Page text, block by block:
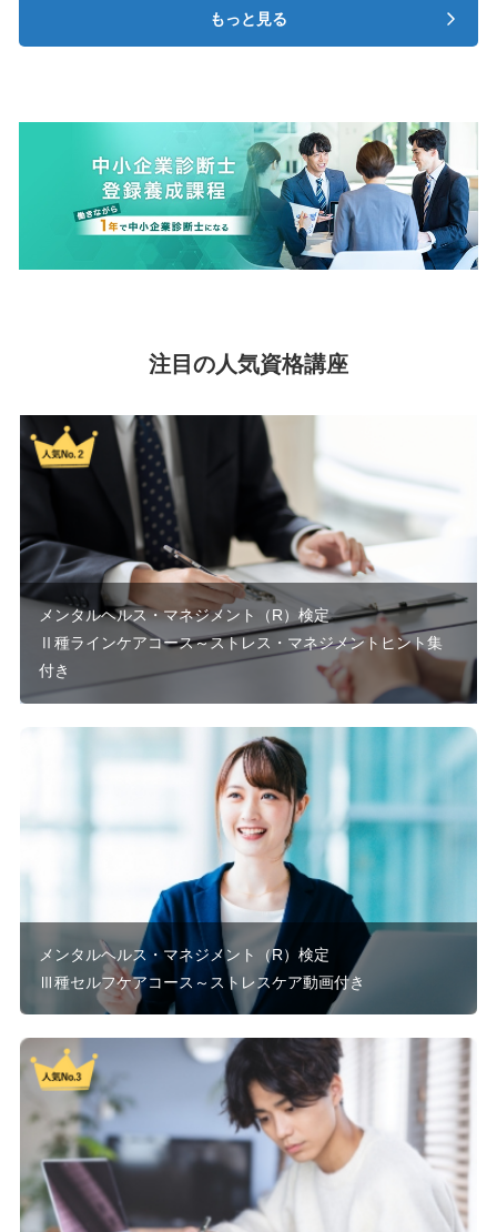
もっと見る
注目の人気資格講座
メンタルヘルス・マネジメント（R）検定
Ⅱ種ラインケアコース～ストレス・マネジメントヒント集
付き
メンタルヘルス・マネジメント（R）検定
Ⅲ種セルフケアコース～ストレスケア動画付き